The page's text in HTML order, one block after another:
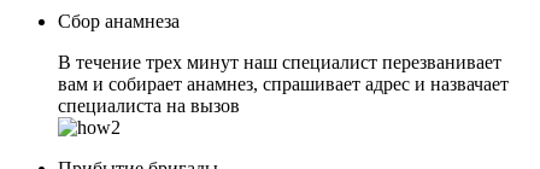
Сбор анамнеза
В течение трех минут наш специалист перезванивает
вам и собирает анамнез, спрашивает адрес и назвачает
специалиста на вызов